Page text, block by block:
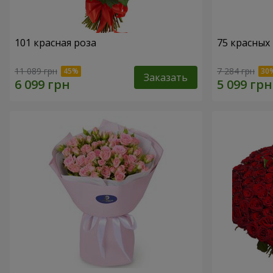
101 красная роза
11 089 грн Заказать
75 красных
7 284 грн